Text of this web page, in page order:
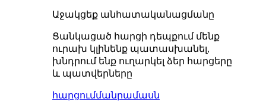
Աջակցեք անհատականացմանը
Ցանկացած հարցի դեպքում մենք
ուրախ կլինենք պատասխանել,
խնդրում ենք ուղարկել ձեր հարցերը
և պատվերները
հարցումմանրամասն